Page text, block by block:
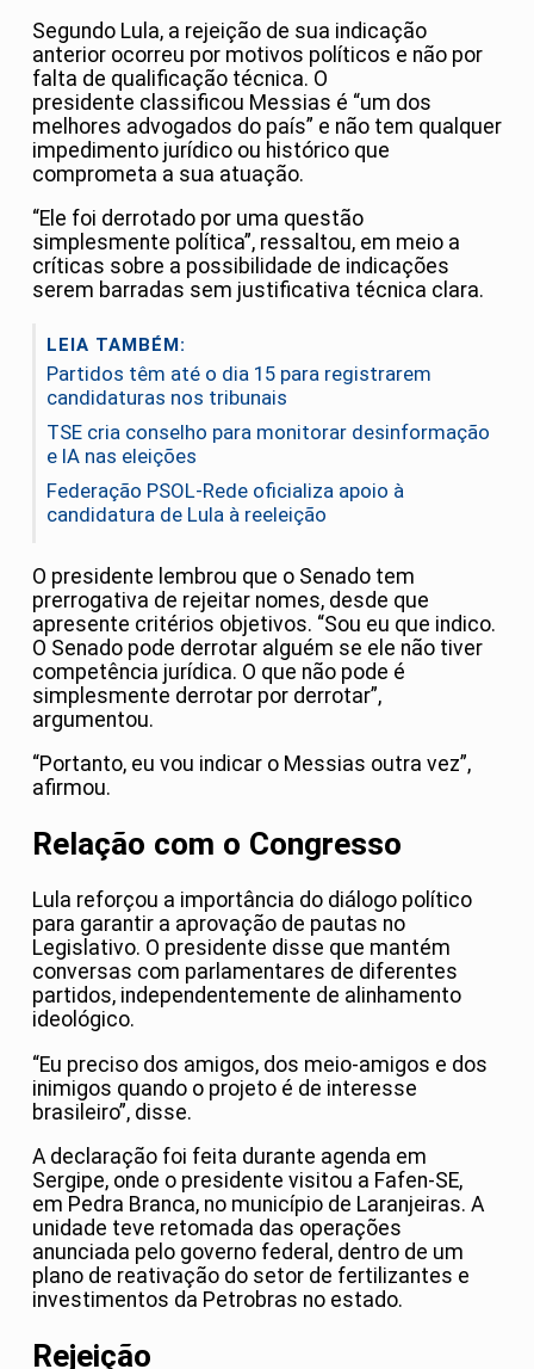
Segundo Lula, a rejeição de sua indicação
anterior ocorreu por motivos políticos e não por
falta de qualificação técnica. O
presidente classificou Messias é “um dos
melhores advogados do país” e não tem qualquer
impedimento jurídico ou histórico que
comprometa a sua atuação.
“Ele foi derrotado por uma questão
simplesmente política”, ressaltou, em meio a
críticas sobre a possibilidade de indicações
serem barradas sem justificativa técnica clara.
LEIA TAMBÉM:
Partidos têm até o dia 15 para registrarem
candidaturas nos tribunais
TSE cria conselho para monitorar desinformação
e IA nas eleições
Federação PSOL-Rede oficializa apoio à
candidatura de Lula à reeleição
O presidente lembrou que o Senado tem
prerrogativa de rejeitar nomes, desde que
apresente critérios objetivos. “Sou eu que indico.
O Senado pode derrotar alguém se ele não tiver
competência jurídica. O que não pode é
simplesmente derrotar por derrotar”,
argumentou.
“Portanto, eu vou indicar o Messias outra vez”,
afirmou.
Relação com o Congresso
Lula reforçou a importância do diálogo político
para garantir a aprovação de pautas no
Legislativo. O presidente disse que mantém
conversas com parlamentares de diferentes
partidos, independentemente de alinhamento
ideológico.
“Eu preciso dos amigos, dos meio-amigos e dos
inimigos quando o projeto é de interesse
brasileiro”, disse.
A declaração foi feita durante agenda em
Sergipe, onde o presidente visitou a Fafen-SE,
em Pedra Branca, no município de Laranjeiras. A
unidade teve retomada das operações
anunciada pelo governo federal, dentro de um
plano de reativação do setor de fertilizantes e
investimentos da Petrobras no estado.
Rejeição